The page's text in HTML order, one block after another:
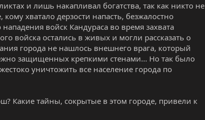
и лишь накапливал богатства, так как никто не
хватало дерзости напасть, безжалостно
войск Кандураса во время захвата
войска остались в живых и могли рассказать о
города не нашлось внешнего врага, который
защищенных крепкими стенами... Но так было
уничтожить все население города по
Какие тайны, сокрытые в этом городе, привели к